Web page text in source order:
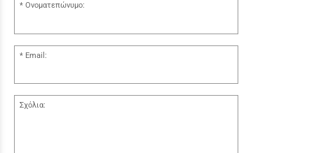
Ονοματεπώνυμο:
Email:
Σχόλια: